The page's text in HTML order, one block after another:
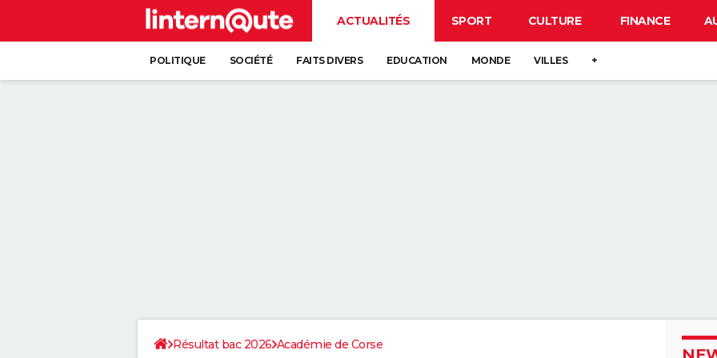
ACTUALITÉS SPORT CULTURE FINANCE
POLITIQUE SOCIÉTÉ FAITS DIVERS EDUCATION MONDE VILLES +
Résultat bac 2026 Académie de Corse